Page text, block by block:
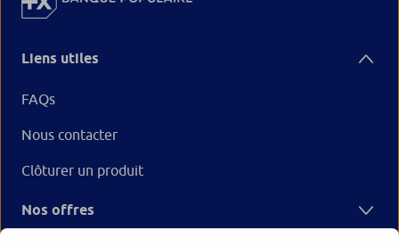
Liens utiles
FAQs
Nous contacter
Clôturer un produit
Nos offres